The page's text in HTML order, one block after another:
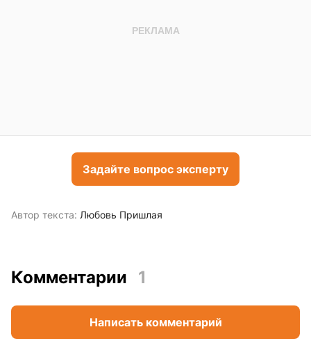
Задайте вопрос эксперту
Автор текста: Любовь Пришлая
Комментарии 1
Написать комментарий